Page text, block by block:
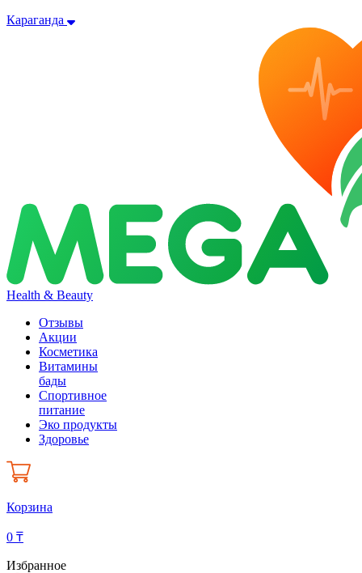
Караганда
Health & Beauty
Отзывы
Акции
Косметика
Витамины
бады
Спортивное
питание
Эко продукты
Здоровье
Корзина
0 ₸
Избранное